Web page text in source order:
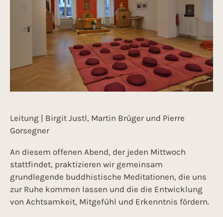
Leitung | Birgit Justl, Martin Brüger und Pierre
Gorsegner
An diesem offenen Abend, der jeden Mittwoch
stattfindet, praktizieren wir gemeinsam
grundlegende buddhistische Meditationen, die uns
zur Ruhe kommen lassen und die die Entwicklung
von Achtsamkeit, Mitgefühl und Erkenntnis fördern.